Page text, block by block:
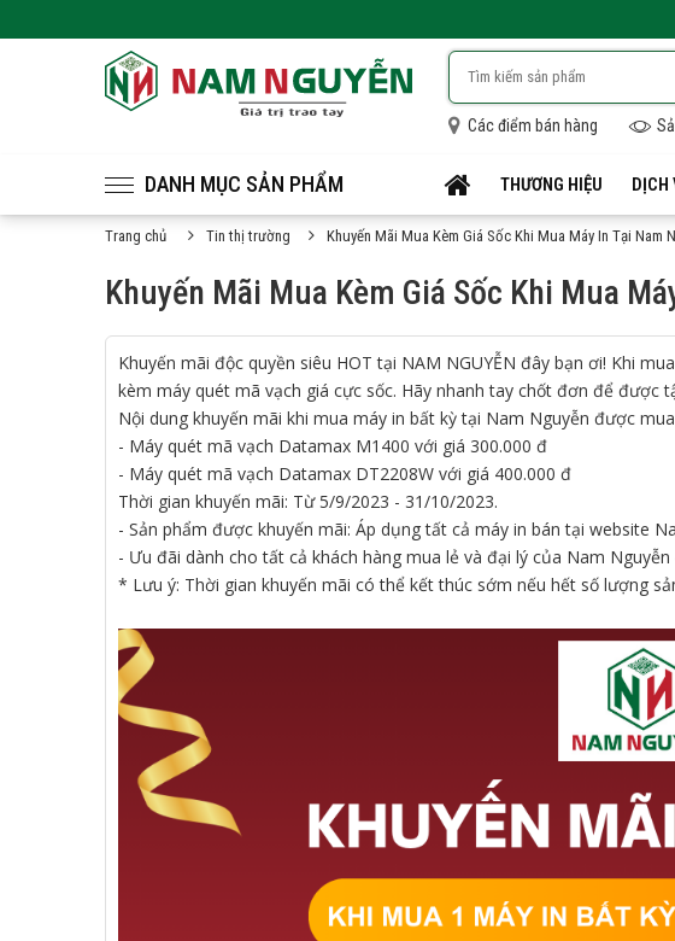
Các điểm bán hàng
DANH MỤC SẢN PHẨM THƯƠNG HIỆU DỊCH
Trang chủ Tin thị trường Khuyến Mãi Mua Kèm Giá Sốc Khi Mua Máy In Tại Nam
Khuyến Mãi Mua Kèm Giá Sốc Khi Mua
Khuyến mãi độc quyền siêu HOT tại NAM NGUYỄN đây bạn ơi! Khi
kèm máy quét mã vạch giá cực sốc. Hãy nhanh tay chốt đơn để được
Nội dung khuyến mãi khi mua máy in bất kỳ tại Nam Nguyễn được
- Máy quét mã vạch Datamax M1400 với giá 300.000 đ
- Máy quét mã vạch Datamax DT2208W với giá 400.000 đ
Thời gian khuyến mãi: Từ 5/9/2023 - 31/10/2023.
- Sản phẩm được khuyến mãi: Áp dụng tất cả máy in bán tại website
- Ưu đãi dành cho tất cả khách hàng mua lẻ và đại lý của Nam
* Lưu ý: Thời gian khuyến mãi có thể kết thúc sớm nếu hết số lượng